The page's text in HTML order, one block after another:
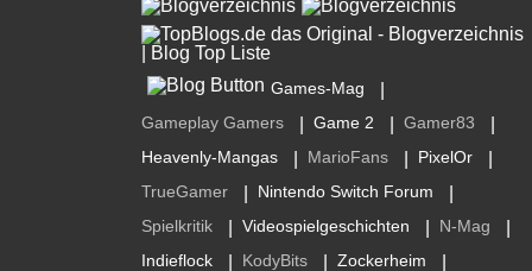
Games-Mag
Gameplay Gamers Game 2 Gamer83
Heavenly-Mangas MarioFans PixelOr
TrueGamer Nintendo Switch Forum
Spielkritik Videospielgeschichten N-Mag
Indieflock KodyBits Zockerheim